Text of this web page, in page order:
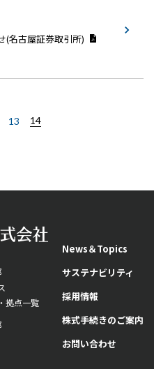
(名古屋証券取引所)
13 14
拠点一覧
News＆Topics
サステナビリティ
採用情報
株式手続きのご案内
お問い合わせ